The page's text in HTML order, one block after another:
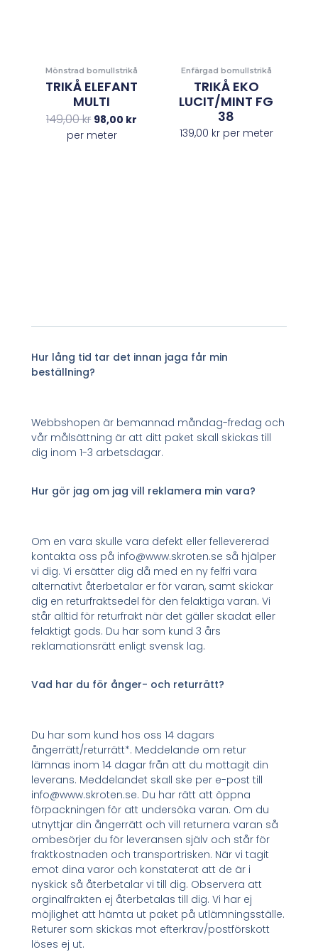
Mönstrad bomullstrikå
TRIKÅ ELEFANT
MULTI
149,00kr 98,00 kr
per meter
Enfärgad bomullstrikå
TRIKÅ EKO
LUCIT/MINT FG
38
139,00 krper meter
Hur lång tid tar det innan jaga får min
beställning?
Webbshopen är bemannad måndag-fredag och
vår målsättning är att ditt paket skall skickas till
dig inom 1-3 arbetsdagar.
Hur gör jag om jag vill reklamera min vara?
Om en vara skulle vara defekt eller fellevererad
kontakta oss på info@www.skroten.se så hjälper
vi dig. Vi ersätter dig då med en ny felfri vara
alternativt återbetalar er för varan, samt skickar
dig en returfraktsedel för den felaktiga varan. Vi
står alltid för returfrakt när det gäller skadat eller
felaktigt gods. Du har som kund 3 års
reklamationsrätt enligt svensk lag.
Vad har du för ånger- och returrätt?
Du har som kund hos oss 14 dagars
ångerrätt/returrätt*. Meddelande om retur
lämnas inom 14 dagar från att du mottagit din
leverans. Meddelandet skall ske per e-post till
info@www.skroten.se. Du har rätt att öppna
förpackningen för att undersöka varan. Om du
utnyttjar din ångerrätt och vill returnera varan så
ombesörjer du för leveransen själv och står för
fraktkostnaden och transportrisken. När vi tagit
emot dina varor och konstaterat att de är i
nyskick så återbetalar vi till dig. Observera att
orginalfrakten ej återbetalas till dig. Vi har ej
möjlighet att hämta ut paket på utlämningsställe.
Returer som skickas mot efterkrav/postförskott
löses ej ut.